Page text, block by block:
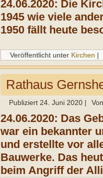
24.06.2020: Die
1945 wie viele
1950 fällt heute
Veröffentlicht unter Kirchen |
Rathaus
Publiziert 24. Juni 2020 | Von
24.06.2020: Das
war ein bekannter
und erstellte vor
Bauwerke. Das
beim Angriff der